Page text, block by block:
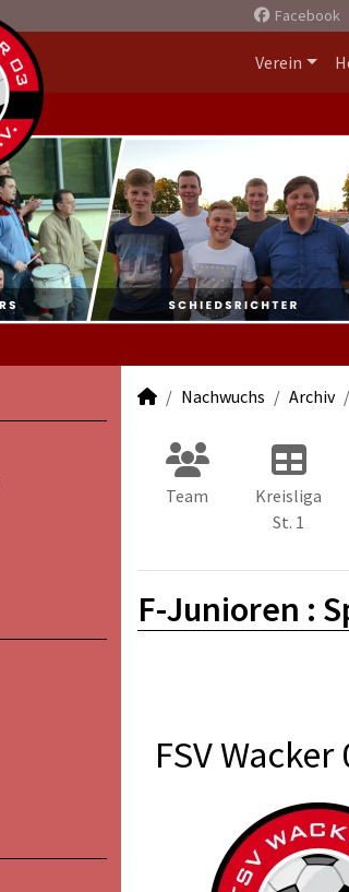
Facebook
Verein
Nachwuchs Archiv
Team
Kreisliga
St. 1
F-Junioren :
FSV